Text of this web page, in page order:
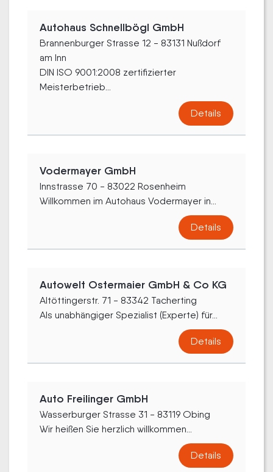
Autohaus Schnellbögl GmbH
Brannenburger Strasse 12 - 83131 Nußdorf
am Inn
DIN ISO 9001:2008 zertifizierter
Meisterbetrieb...
Details
Vodermayer GmbH
Innstrasse 70 - 83022 Rosenheim
Willkommen im Autohaus Vodermayer in...
Details
Autowelt Ostermaier GmbH & Co KG
Altöttingerstr. 71 - 83342 Tacherting
Als unabhängiger Spezialist (Experte) für...
Details
Auto Freilinger GmbH
Wasserburger Strasse 31 - 83119 Obing
Wir heißen Sie herzlich willkommen...
Details